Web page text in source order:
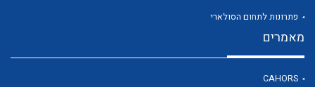
לכל מוצרי היצרן
פתרונות לתחום הסולארי
מאמרים
CAHORS